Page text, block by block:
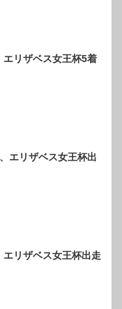
リザベス女王杯5着
エリザベス女王杯出
リザベス女王杯出走